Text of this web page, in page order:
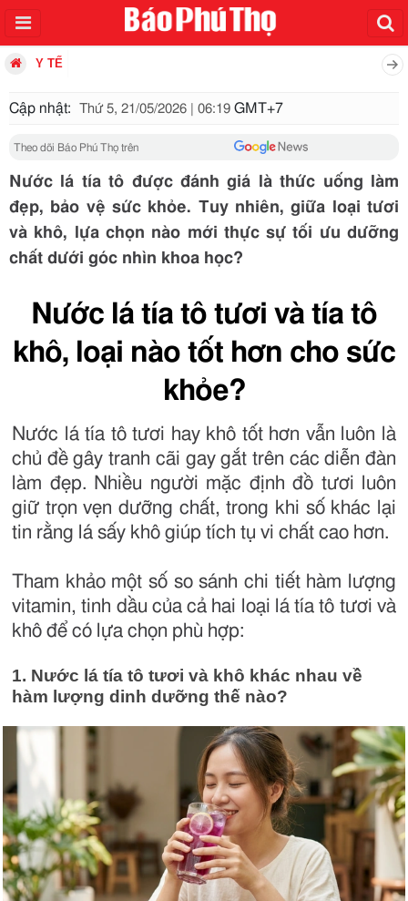
Y TẾ
Cập nhật: Thứ 5, 21/05/2026 | 06:19 GMT+7
Theo dõi Báo Phú Thọ trên
Nước lá tía tô được đánh giá là thức uống làm
đẹp, bảo vệ sức khỏe. Tuy nhiên, giữa loại tươi
và khô, lựa chọn nào mới thực sự tối ưu dưỡng
chất dưới góc nhìn khoa học?
Nước lá tía tô tươi và tía tô
khô, loại nào tốt hơn cho sức
khỏe?
Nước lá tía tô tươi hay khô tốt hơn vẫn luôn là
chủ đề gây tranh cãi gay gắt trên các diễn đàn
làm đẹp. Nhiều người mặc định đồ tươi luôn
giữ trọn vẹn dưỡng chất, trong khi số khác lại
tin rằng lá sấy khô giúp tích tụ vi chất cao hơn.
Tham khảo một số so sánh chi tiết hàm lượng
vitamin, tinh dầu của cả hai loại lá tía tô tươi và
khô để có lựa chọn phù hợp:
1. Nước lá tía tô tươi và khô khác nhau về
hàm lượng dinh dưỡng thế nào?